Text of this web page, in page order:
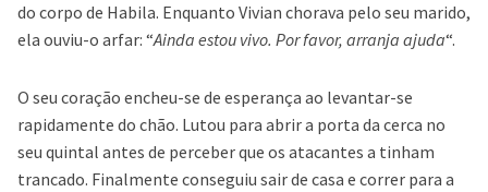
do corpo de Habila. Enquanto Vivian chorava pelo seu marido,
ela ouviu-o arfar: “Ainda estou vivo. Por favor, arranja ajuda“.
O seu coração encheu-se de esperança ao levantar-se
rapidamente do chão. Lutou para abrir a porta da cerca no
seu quintal antes de perceber que os atacantes a tinham
trancado. Finalmente conseguiu sair de casa e correr para a